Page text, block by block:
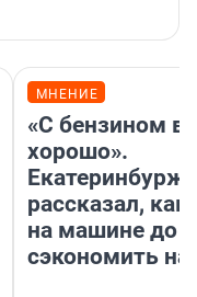
МНЕНИЕ
«С бензином
хорошо».
рассказал, как
на машине до
сэкономить на